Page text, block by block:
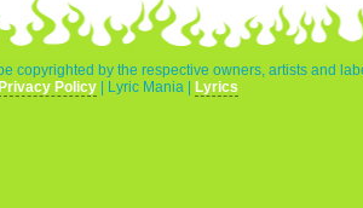
copyrighted by the respective owners, artists and
Privacy Policy| Lyric Mania | Lyrics